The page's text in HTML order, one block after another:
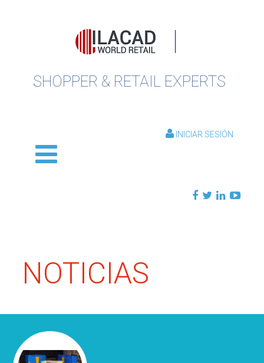
SHOPPER & RETAIL EXPERTS
INICIAR SESIÓN
NOTICIAS